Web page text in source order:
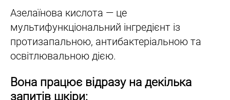
Азелаїнова кислота — це
мультифункціональний інгредієнт із
протизапальною, антибактеріальною та
освітлювальною дією.
Вона працює відразу на декілька
запитів шкіри: